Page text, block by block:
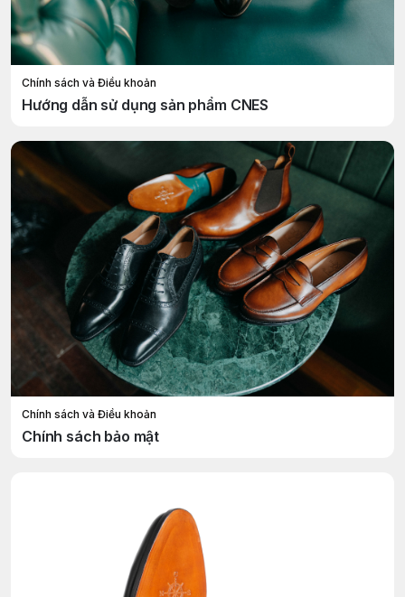
Chính sách và Điều khoản
Hướng dẫn sử dụng sản phẩm CNES
Chính sách và Điều khoản
Chính sách bảo mật